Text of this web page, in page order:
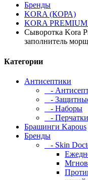
Бренды
KORA (КОРА)
KORA
Сыворотка Kora
заполнитель
Категории
Антисептики
-
-
- Наборы
- Перчатки
Брашинги Kapous
Бренды
- Skin